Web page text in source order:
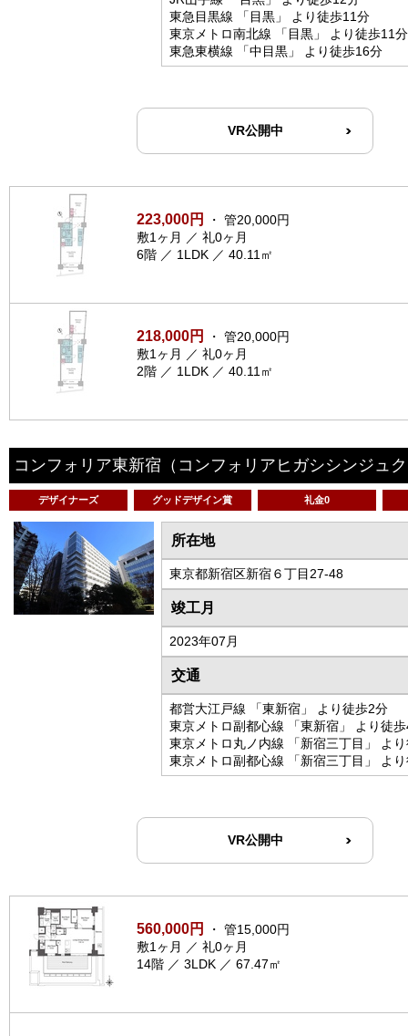
東急目黒線 「目黒」 より徒歩11分
東京メトロ南北線 「目黒」 より徒歩11分
東急東横線 「中目黒」 より徒歩16分
VR公開中
223,000円
・ 管20,000円
敷1ヶ月 ／ 礼0ヶ月
6階 ／ 1LDK ／ 40.11㎡
218,000円
・ 管20,000円
敷1ヶ月 ／ 礼0ヶ月
2階 ／ 1LDK ／ 40.11㎡
コンフォリア東新宿 （コンフォリアヒガシシンジュ
デザイナーズ グッドデザイン賞 礼金0
所在地
東京都新宿区新宿６丁目27-48
竣工月
2023年07月
交通
都営大江戸線 「東新宿」 より徒歩2分
東京メトロ副都心線 「東新宿」 より徒
東京メトロ丸ノ内線 「新宿三丁目」 よ
東京メトロ副都心線 「新宿三丁目」 よ
VR公開中
560,000円
・ 管15,000円
敷1ヶ月 ／ 礼0ヶ月
14階 ／ 3LDK ／ 67.47㎡